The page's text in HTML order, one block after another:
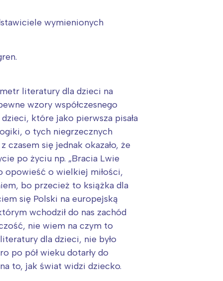
wymienionych
literatury dla dzieci na
wzory współczesnego
które jako pierwsza pisała
o tych niegrzecznych
się jednak okazało, że
po życiu np. „Bracia Lwie
opowieść o wielkiej miłości,
bo przecież to książka dla
się Polski na europejską
wchodził do nas zachód
nie wiem na czym to
dla dzieci, nie było
po pół wieku dotarły do
to, jak świat widzi dziecko.